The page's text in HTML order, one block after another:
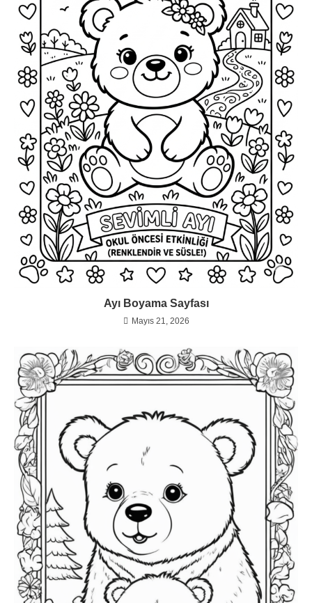
Ayı Boyama Sayfası
Mayıs 21, 2026